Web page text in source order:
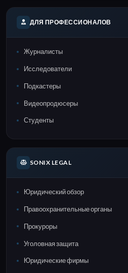
ДЛЯ ПРОФЕССИОНАЛОВ
Журналисты
Исследователи
Подкастеры
Видеопродюсеры
Студенты
SONIX LEGAL
Юридический обзор
Правоохранительные органы
Прокуроры
Уголовная защита
Юридические фирмы